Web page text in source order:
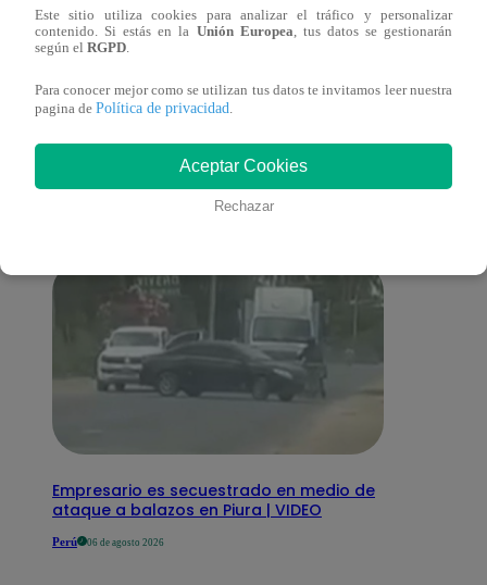
También te puede
interesar
Empresario es secuestrado en medio de
ataque a balazos en Piura | VIDEO
Perú 06 de agosto 2026
Este sitio utiliza cookies para analizar el tráfico y personalizar
contenido. Si estás en la Unión Europea , tus datos se gestionarán
según el RGPD
Para conocer mejor como se utilizan tus datos te invitamos leer nuestra
pagina de Política de privacidad
Aceptar Cookies
Rechazar